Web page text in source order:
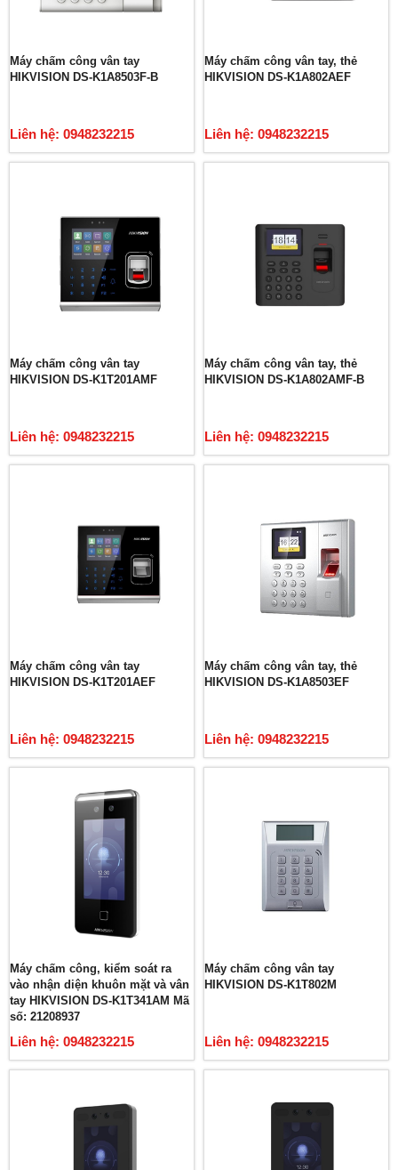
Máy chấm công vân tay
HIKVISION DS-K1A8503F-B
Liên hệ: 0948232215
Máy chấm công vân tay, thẻ
HIKVISION DS-K1A802AEF
Liên hệ: 0948232215
Máy chấm công vân tay
HIKVISION DS-K1T201AMF
Liên hệ: 0948232215
Máy chấm công vân tay, thẻ
HIKVISION DS-K1A802AMF-B
Liên hệ: 0948232215
Máy chấm công vân tay
HIKVISION DS-K1T201AEF
Liên hệ: 0948232215
Máy chấm công vân tay, thẻ
HIKVISION DS-K1A8503EF
Liên hệ: 0948232215
Máy chấm công, kiểm soát ra
vào nhận diện khuôn mặt và vân
tay HIKVISION DS-K1T341AM Mã
số: 21208937
Liên hệ: 0948232215
Máy chấm công vân tay
HIKVISION DS-K1T802M
Liên hệ: 0948232215